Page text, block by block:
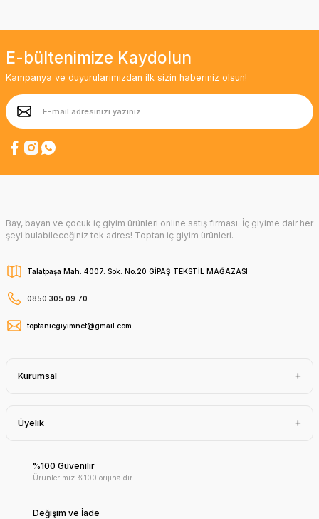
E-bültenimize Kaydolun
Kampanya ve duyurularımızdan ilk sizin haberiniz olsun!
Bay, bayan ve çocuk iç giyim ürünleri online satış firması. İç giyime dair her
şeyi bulabileceğiniz tek adres! Toptan iç giyim ürünleri.
Talatpaşa Mah. 4007. Sok. No:20 GİPAŞ TEKSTİL MAĞAZASI
0850 305 09 70
toptanicgiyimnet@gmail.com
Kurumsal
Üyelik
%100 Güvenilir
Ürünlerimiz %100 orijinaldir.
Değişim ve İade